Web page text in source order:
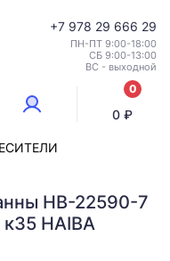
+7 978 29 666 29
ПН-ПТ 9:00-18:00
СБ 9:00-13:00
ВС - выходной
0
позиций
0 ₽
HB-22590-7
HAIBA